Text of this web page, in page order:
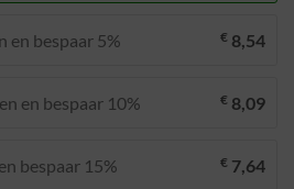
en bespaar 5% € 8,54
en bespaar 10% € 8,09
bespaar 15% € 7,64